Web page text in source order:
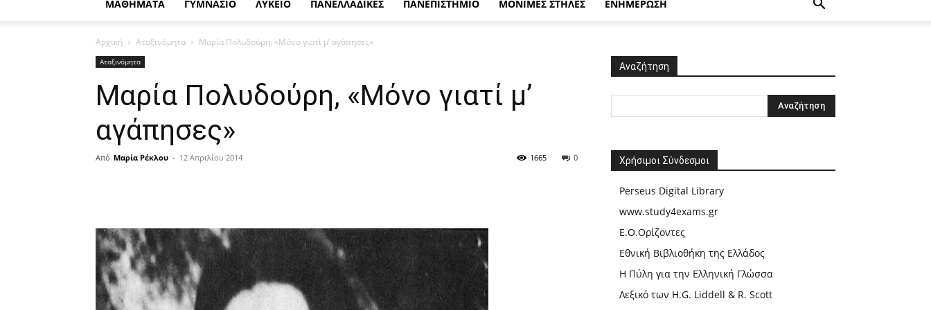
ΜΑΘΗΜΑΤΑ ΓΥΜΝΑΣΙΟ ΛΥΚΕΙΟ ΠΑΝΕΛΛΑΔΙΚΕΣ ΠΑΝΕΠΙΣΤΗΜΙΟ ΜΟΝΙΜΕΣ ΣΤΗΛΕΣ ΕΝΗΜΕΡΩΣΗ
Αρχική Αταξινόμητα Μαρία Πολυδούρη, «Μόνο γιατί μ’ αγάπησες»
Αταξινόμητα
Μαρία Πολυδούρη, «Μόνο γιατί μ’
αγάπησες»
Από Μαρία Ρέκλου - 12 Απριλίου 2014 0
1665
Αναζήτηση
Χρήσιμοι Σύνδεσμοι
Perseus Digital Library
www.study4exams.gr
Ε.Ο.Ορίζοντες
Εθνική Βιβλιοθήκη της Ελλάδος
Η Πύλη για την Ελληνική Γλώσσα
Λεξικό των H.G. Liddell & R. Scott